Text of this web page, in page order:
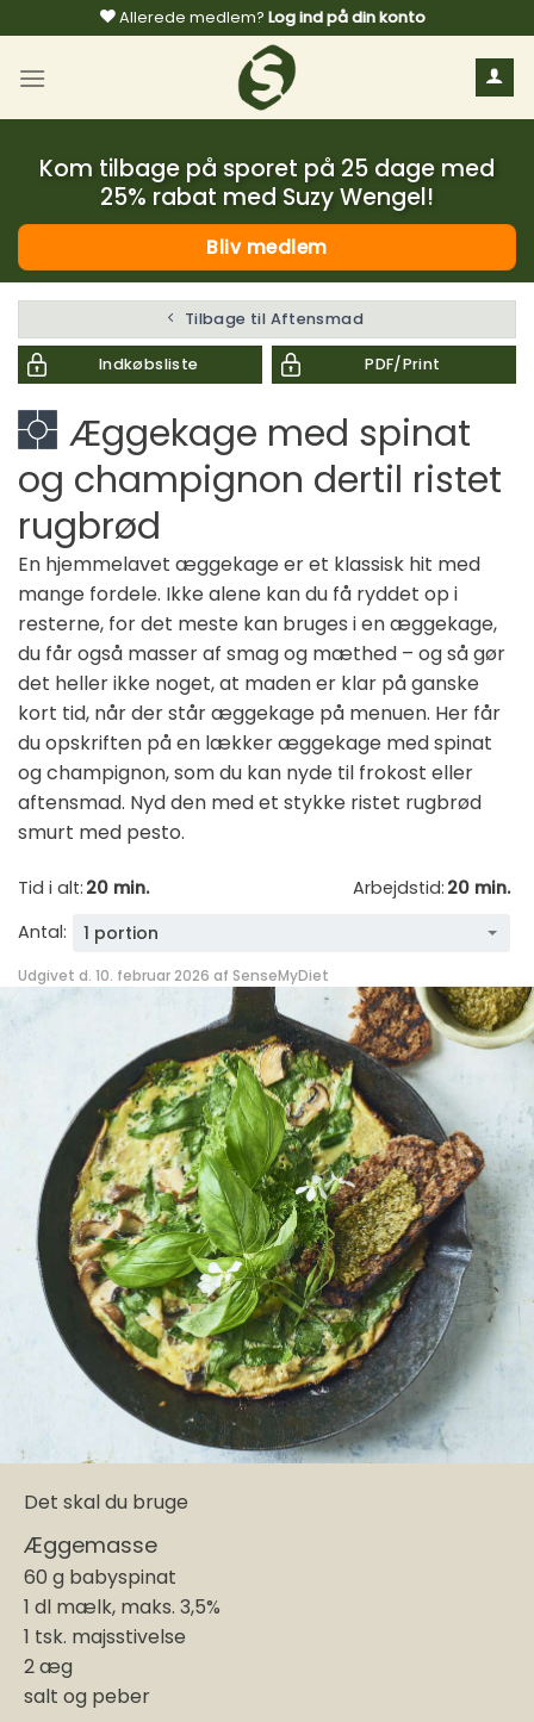
til
indhold
Allerede medlem? Log ind på din konto
Kom tilbage på sporet på 25 dage med
25% rabat med Suzy Wengel!
Bliv medlem
Tilbage til Aftensmad
Indkøbsliste PDF/Print
Æggekage med spinat
og champignon dertil ristet
rugbrød
En hjemmelavet æggekage er et klassisk hit med
mange fordele. Ikke alene kan du få ryddet op i
resterne, for det meste kan bruges i en æggekage,
du får også masser af smag og mæthed – og så gør
det heller ikke noget, at maden er klar på ganske
kort tid, når der står æggekage på menuen. Her får
du opskriften på en lækker æggekage med spinat
og champignon, som du kan nyde til frokost eller
aftensmad. Nyd den med et stykke ristet rugbrød
smurt med pesto.
Tid i alt: 20 min. Arbejdstid: 20 min.
Antal:
1 portion
Udgivet d. 10. februar 2026 af SenseMyDiet
Det skal du bruge
Æggemasse
60 g babyspinat
1 dl mælk, maks. 3,5%
1 tsk. majsstivelse
2 æg
salt og peber